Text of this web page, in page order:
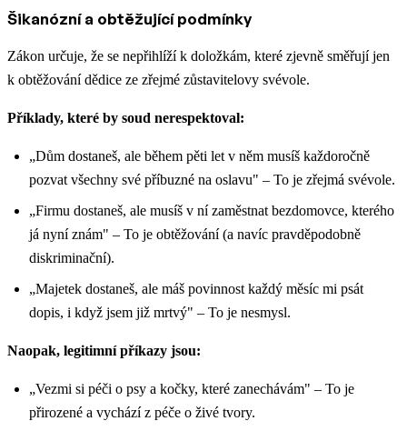
Šikanózní a obtěžující podmínky
Zákon určuje, že se nepřihlíží k doložkám, které zjevně směřují jen
k obtěžování dědice ze zřejmé zůstavitelovy svévole.
Příklady, které by soud nerespektoval:
„Dům dostaneš, ale během pěti let v něm musíš každoročně
pozvat všechny své příbuzné na oslavu" – To je zřejmá svévole.
„Firmu dostaneš, ale musíš v ní zaměstnat bezdomovce, kterého
já nyní znám" – To je obtěžování (a navíc pravděpodobně
diskriminační).
„Majetek dostaneš, ale máš povinnost každý měsíc mi psát
dopis, i když jsem již mrtvý" – To je nesmysl.
Naopak, legitimní příkazy jsou:
„Vezmi si péči o psy a kočky, které zanechávám" – To je
přirozené a vychází z péče o živé tvory.